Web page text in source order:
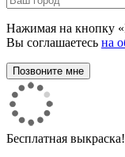
Нажимая на кнопку
Вы соглашаетесь на
Бесплатная выкраска!